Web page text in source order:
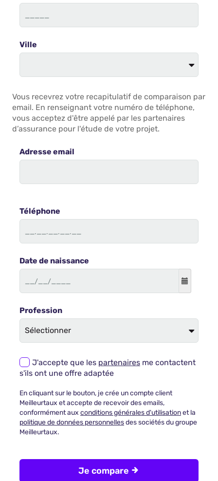
Ville
Vous recevrez votre recapitulatif de comparaison par
email. En renseignant votre numéro de téléphone,
vous acceptez d'être appelé par les partenaires
d’assurance pour l'étude de votre projet.
Adresse email
Téléphone
Date de naissance
Profession
J'accepte que les partenaires me contactent
s'ils ont une offre adaptée
En cliquant sur le bouton, je crée un compte client
Meilleurtaux et accepte de recevoir des emails,
conformément aux conditions générales d'utilisationet la
politique de données personnellesdes sociétés du groupe
Meilleurtaux.
Je compare